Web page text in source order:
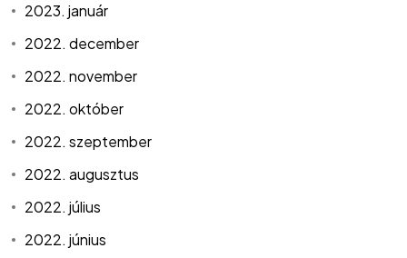
2023. január
2022. december
2022. november
2022. október
2022. szeptember
2022. augusztus
2022. július
2022. június